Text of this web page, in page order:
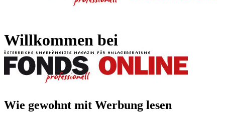
Willkommen bei
Wie gewohnt mit Werbung lesen